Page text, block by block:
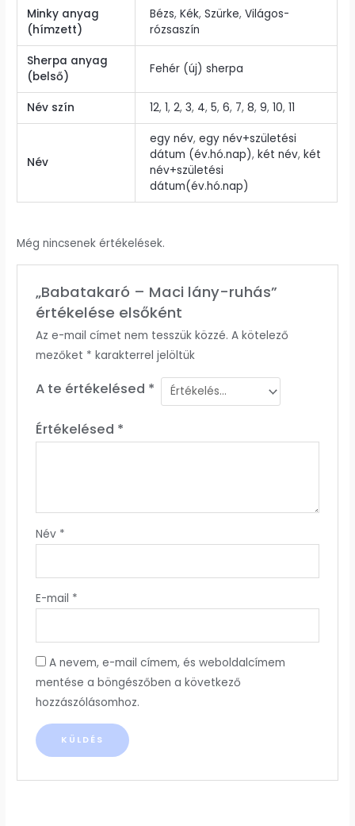
Minky anyag
(hímzett)
Bézs,Kék,Szürke,Világos-
rózsaszín
Sherpa anyag
(belső)
Fehér (új) sherpa
Név szín 12,1,2,3, 4,5,6, 7,8,9,10,11
Név
egy név,egy név+születési
dátum (év.hó.nap),két név,két
név+születési
dátum(év.hó.nap)
Még nincsenek értékelések.
„Babatakaró – Maci lány-ruhás”
értékelése elsőként
Az e-mail címet nem tesszük közzé. A kötelező
mezőket * karakterrel jelöltük
A te értékelésed *
Értékelésed *
Név *
E-mail *
A nevem, e-mail címem, és weboldalcímem
mentése a böngészőben a következő
hozzászólásomhoz.